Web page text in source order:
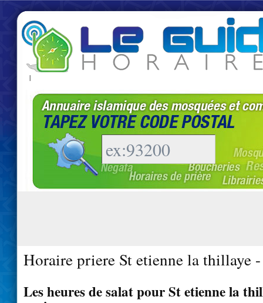
|
Horaire priere St etienne la thillaye
Les heures de salat pour St etienne la